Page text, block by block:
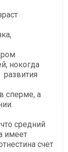
нокогда
сперме, а
средний
имеет
счет